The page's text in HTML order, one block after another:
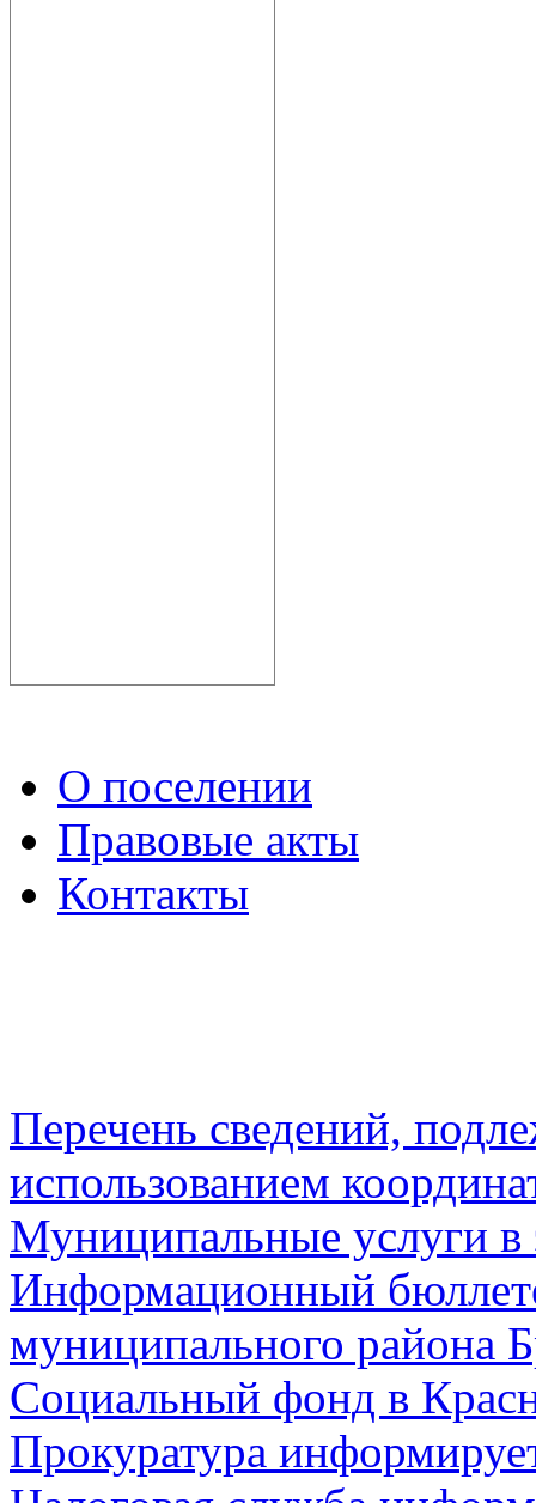
О поселении
Правовые акты
Контакты
Перечень сведений,
использованием
Муниципальные услуги в
Информационный
муниципального района
Социальный фонд в
Прокуратура